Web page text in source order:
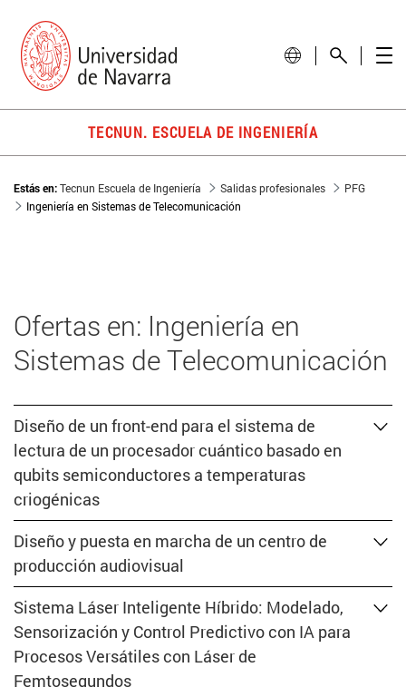
TECNUN. ESCUELA DE INGENIERÍA
Estás en:Tecnun Escuela de Ingeniería Salidas profesionales
PFG
Ingeniería en Sistemas de Telecomunicación
Ofertas en: Ingeniería en
Sistemas de Telecomunicación
Diseño de un front-end para el sistema de
lectura de un procesador cuántico basado en
qubits semiconductores a temperaturas
criogénicas
Diseño y puesta en marcha de un centro de
producción audiovisual
Sistema Láser Inteligente Híbrido: Modelado,
Sensorización y Control Predictivo con IA para
Procesos Versátiles con Láser de
Femtosegundos